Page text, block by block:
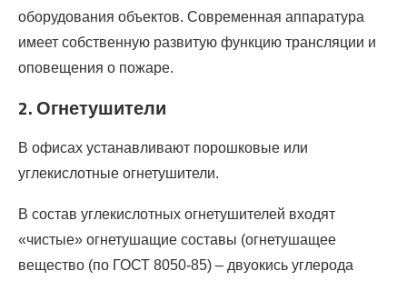
оборудования объектов. Современная аппаратура
имеет собственную развитую функцию трансляции и
оповещения о пожаре.
2. Огнетушители
В офисах устанавливают порошковые или
углекислотные огнетушители.
В состав углекислотных огнетушителей входят
«чистые» огнетушащие составы (огнетушащее
вещество (по ГОСТ 8050-85) – двуокись углерода